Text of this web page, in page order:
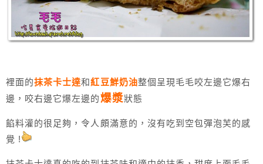
裡面的抹茶卡士達和紅豆鮮奶油整個呈現毛毛咬左邊它爆右
邊，咬右邊它爆左邊的爆漿狀態
餡料灌的很足夠，令人頗滿意的，沒有吃到空包彈泡芙的感
覺 !